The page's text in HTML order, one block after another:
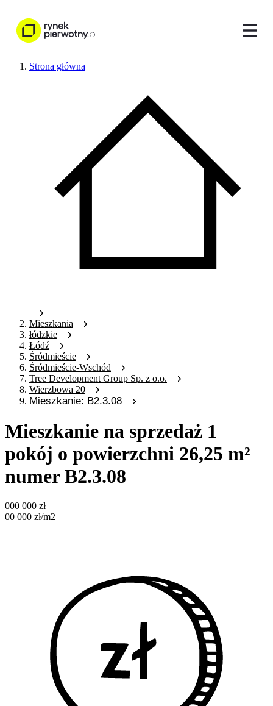
Strona główna
Mieszkania
łódzkie
Łódź
Śródmieście
Śródmieście-Wschód
Tree Development Group Sp. z o.o.
Wierzbowa 20
Mieszkanie: B2.3.08
Mieszkanie na sprzedaż 1
pokój o powierzchni 26,25 m²
numer B2.3.08
000 000 zł
00 000 zł/m2